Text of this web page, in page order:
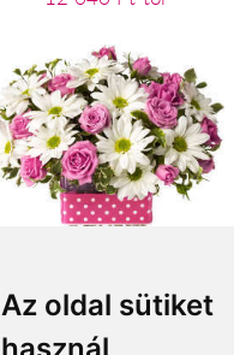
Az oldal sütiket
Pinki
29 140 Ft-tól